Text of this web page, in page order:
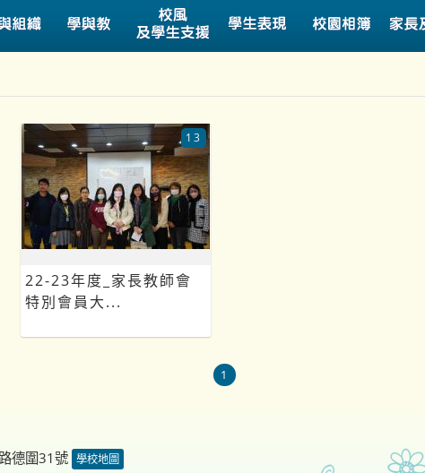
22-23年度_家長教師會
特別會員大...
13
1
德圍31號 學校地圖